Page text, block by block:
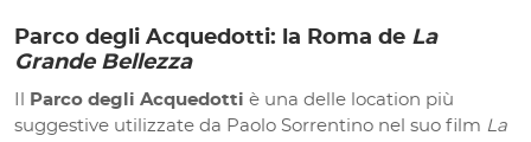
Parco degli Acquedotti: la Roma de La
Grande Bellezza
Parco degli Acquedotti è una delle location più
suggestive utilizzate da Paolo Sorrentino nel suo film La